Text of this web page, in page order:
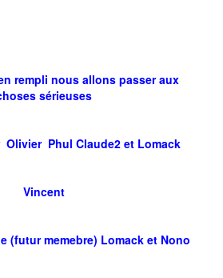
rempli nous allons passer aux
sérieuses
Phul Claude2 et Lomack
Vincent
(futur memebre) Lomack et Nono